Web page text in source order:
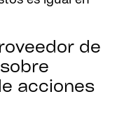
de
acciones